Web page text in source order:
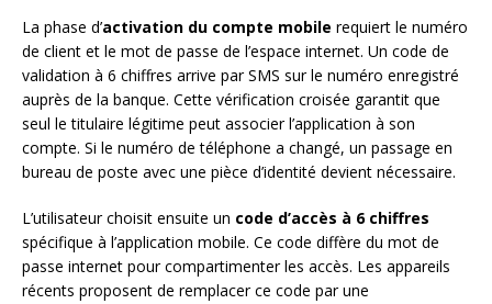
La phase d’activation du compte mobile requiert le numéro
de client et le mot de passe de l’espace internet. Un code de
validation à 6 chiffres arrive par SMS sur le numéro enregistré
auprès de la banque. Cette vérification croisée garantit que
seul le titulaire légitime peut associer l’application à son
compte. Si le numéro de téléphone a changé, un passage en
bureau de poste avec une pièce d’identité devient nécessaire.
L’utilisateur choisit ensuite un code d’accès à 6 chiffres
spécifique à l’application mobile. Ce code diffère du mot de
passe internet pour compartimenter les accès. Les appareils
récents proposent de remplacer ce code par une